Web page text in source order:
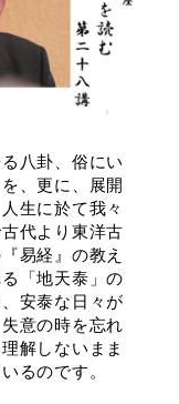
八卦、俗にい
、更に、展開
生に於て我々
代より東洋古
易経』の教え
「地天泰」の
安泰な日々が
意の時を忘れ
解しないまま
るのです。